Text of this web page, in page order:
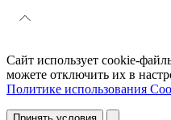
Сайт использует cookie-
можете отключить их в
Политике использования